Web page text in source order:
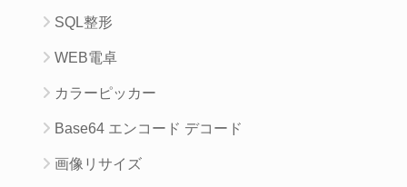
SQL整形
WEB電卓
カラーピッカー
Base64 エンコード デコード
画像リサイズ